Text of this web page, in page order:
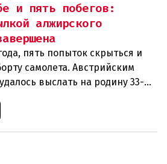
и пять побегов:
алжирского
пять попыток скрыться и
самолета. Австрийским
выслать на родину 33-
Алжира, который за это
н